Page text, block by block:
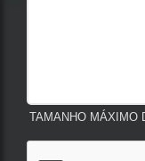
TAMANHO MÁXIMO